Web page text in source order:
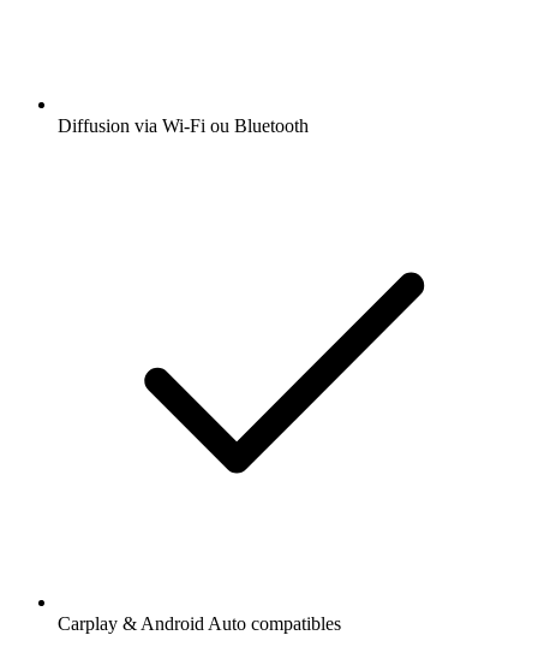
Diffusion via Wi-Fi ou Bluetooth
Carplay & Android Auto compatibles